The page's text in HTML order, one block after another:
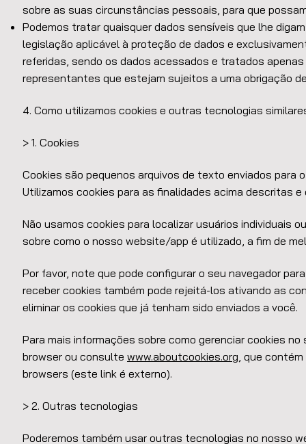
sobre as suas circunstâncias pessoais, para que
Podemos tratar quaisquer dados sensíveis que lhe
legislação aplicável à proteção de dados e
referidas, sendo os dados acessados e tratados
representantes que estejam sujeitos a uma obrigação
4. Como utilizamos cookies e outras tecnologias
> 1. Cookies
Cookies são pequenos arquivos de texto enviados
Utilizamos cookies para as finalidades acima descritas
Não usamos cookies para localizar usuários individuais
sobre como o nosso website/app é utilizado, a fim de
Por favor, note que pode configurar o seu navegador
receber cookies também pode rejeitá-los ativando as
eliminar os cookies que já tenham sido enviados a você.
Para mais informações sobre como gerenciar cookies
browser ou consulte www.aboutcookies.org, que
browsers (este link é externo).
> 2. Outras tecnologias
Poderemos também usar outras tecnologias no nosso